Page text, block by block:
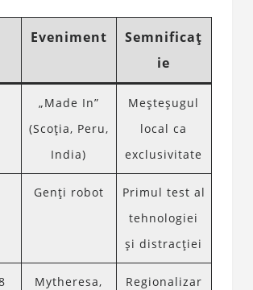
Eveniment
Semnificaț
ie
„Made In”
(Scoția, Peru,
India)
Meșteșugul
local ca
exclusivitate
Genți robot
Primul test al
tehnologiei
și distracției
Mytheresa,
Regionalizar